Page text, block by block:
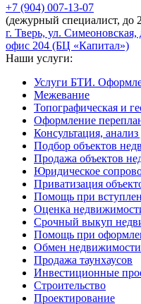
+7 (904) 007-13-07
(дежурный специалист, до
г. Тверь, ул. Симеоновская,
офис 204 (БЦ «Капитал»)
Наши услуги:
Услуги БТИ.
Межевание
Топографическая и
Оформление
Консультация,
Подбор объектов
Продажа объектов
Юридическое
Приватизация
Помощь при
Оценка
Срочный выкуп
Помощь при
Обмен недвижимости
Продажа таунхаусов
Инвестиционные
Строительство
Проектирование